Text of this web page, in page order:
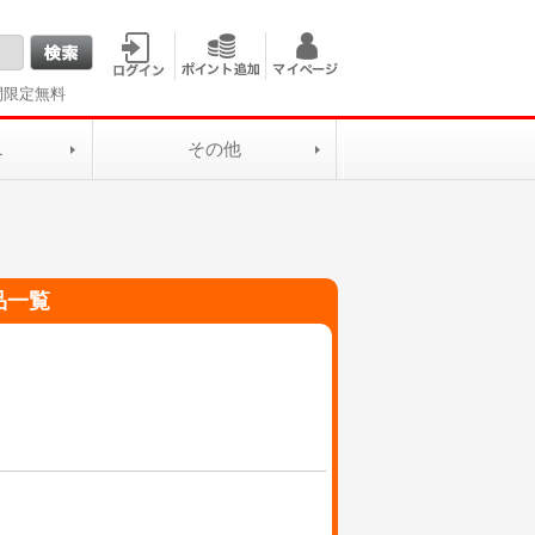
限定無料
その他
一覧